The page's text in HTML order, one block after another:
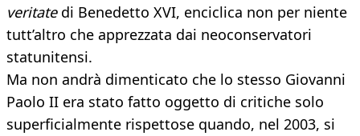
veritatedi Benedetto XVI, enciclica non per niente
tutt’altro che apprezzata dai neoconservatori
statunitensi.
Ma non andrà dimenticato che lo stesso Giovanni
Paolo II era stato fatto oggetto di critiche solo
superficialmente rispettose quando, nel 2003, si